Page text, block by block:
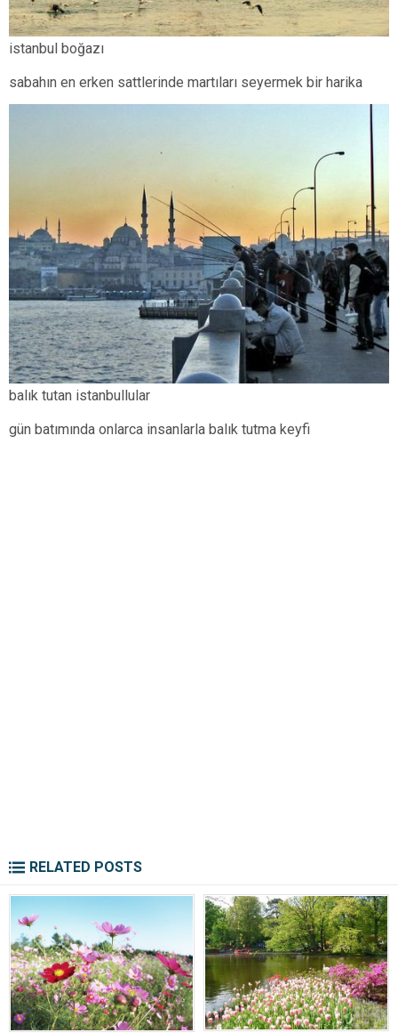
istanbul boğazı
sabahın en erken sattlerinde martıları seyermek bir harika
balık tutan istanbullular
gün batımında onlarca insanlarla balık tutma keyfi
RELATED POSTS